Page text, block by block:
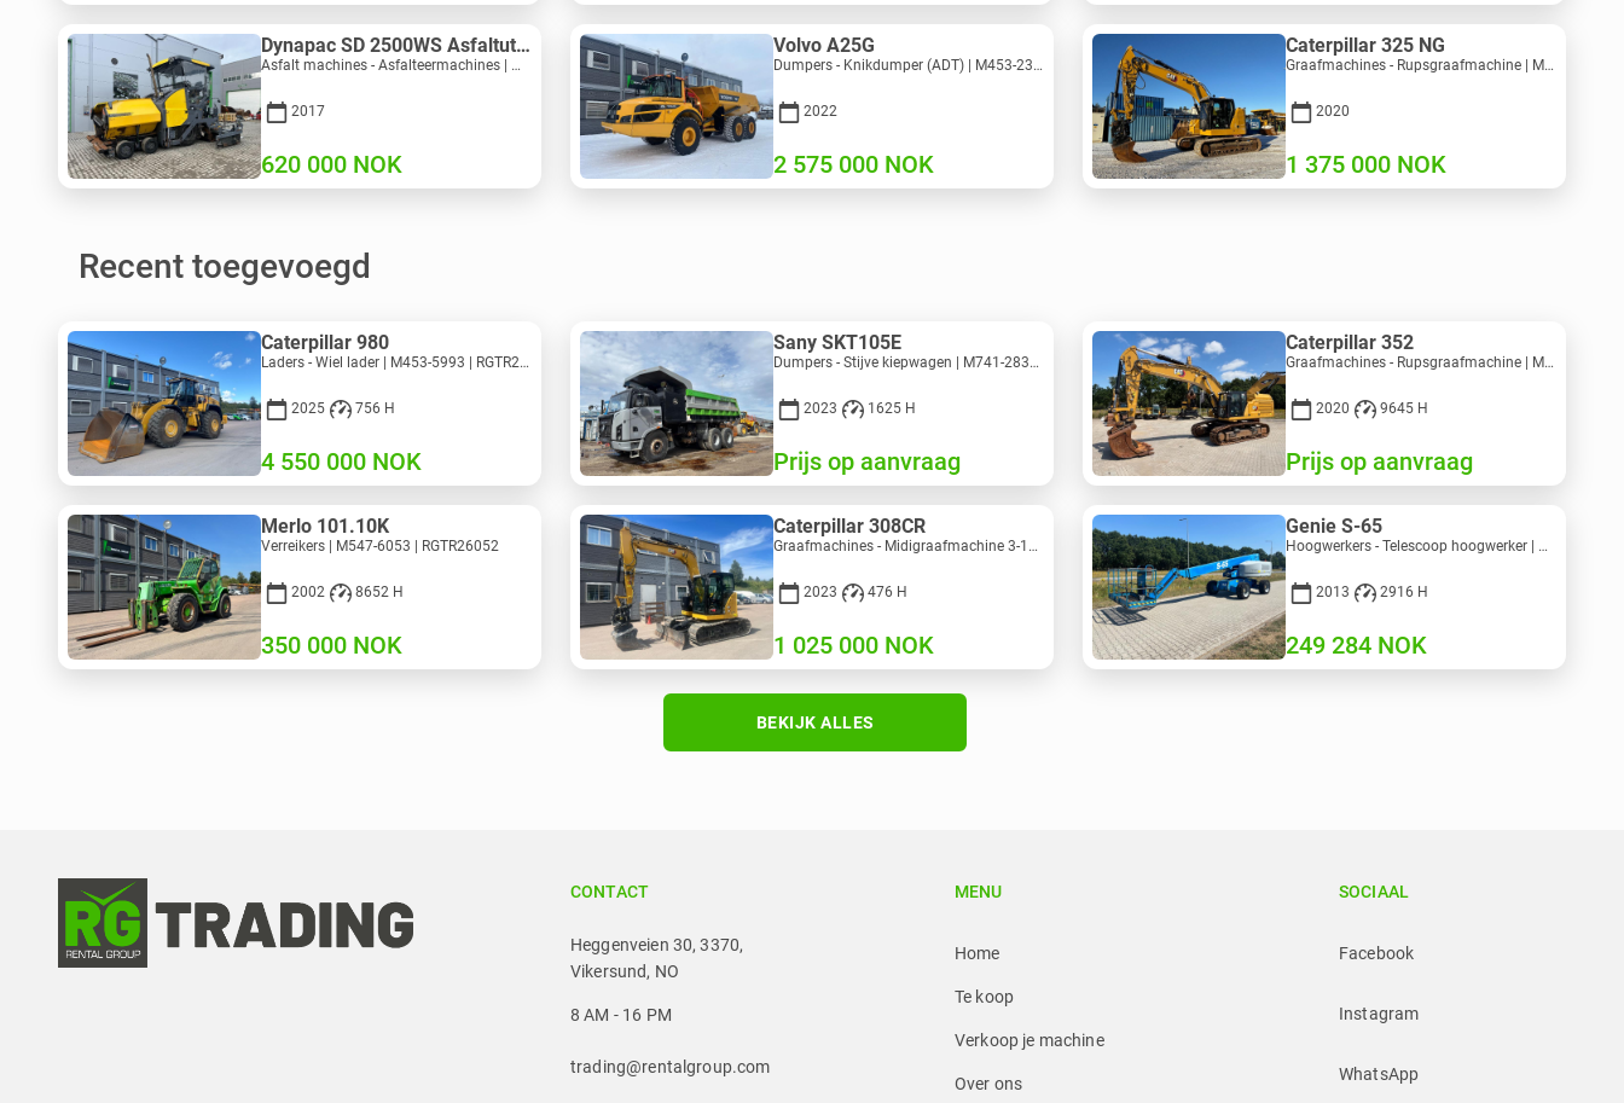
Dynapac SD 2500WS Asfaltutlegger
Asfalt machines - Asfalteermachines | M094-8272 | RGTR26011
2017
620 000 NOK
Volvo A25G
Dumpers - Knikdumper (ADT) | M453-2338 | RGTR25122
2022
2 575 000 NOK
Caterpillar 325 NG
Graafmachines - Rupsgraafmachine | M811-5335 | RGTR25093
2020
1 375 000 NOK
Recent toegevoegd
Caterpillar 980
Laders - Wiel lader | M453-5993 | RGTR26046
2025 756 H
4 550 000 NOK
Sany SKT105E
Dumpers - Stijve kiepwagen | M741-2838 | 25143
2023 1625 H
Prijs op aanvraag
Caterpillar 352
Graafmachines - Rupsgraafmachine | M728-6217 | RGTRNL26-10341
2020 9645 H
Prijs op aanvraag
Merlo 101.10K
Verreikers | M547-6053 | RGTR26052
2002 8652 H
350 000 NOK
Caterpillar 308CR
Graafmachines - Midigraafmachine 3-10 t | M318-2895 | RGTR26048
2023 476 H
1 025 000 NOK
Genie S-65
Hoogwerkers - Telescoop hoogwerker | M586-3845 | RGTRNL26491
2013 2916 H
249 284 NOK
BEKIJK ALLES
CONTACT
Heggenveien 30, 3370,
Vikersund, NO
8 AM - 16 PM
trading@rentalgroup.com
MENU
Home
Te koop
Verkoop je machine
Over ons
SOCIAAL
Facebook
Instagram
WhatsApp